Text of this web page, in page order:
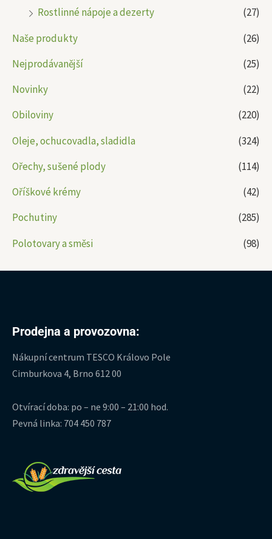
Rostlinné nápoje a dezerty
(27)
Naše produkty
(26)
Nejprodávanější
(25)
Novinky
(22)
Obiloviny
(220)
Oleje, ochucovadla, sladidla
(324)
Ořechy, sušené plody
(114)
Oříškové krémy
(42)
Pochutiny
(285)
Polotovary a směsi
(98)
Prodejna a provozovna:
Nákupní centrum TESCO Královo Pole
Cimburkova 4, Brno 612 00
Otvírací doba: po – ne 9:00 – 21:00 hod.
Pevná linka: 704 450 787